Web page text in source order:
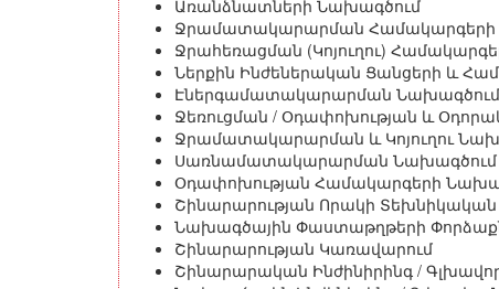
Առանձնատների Նախագծում
Ջրամատակարարման Համակարգերի
Ջրահեռացման (Կոյուղու)
Ներքին Ինժեներական Ցանցերի և
Էներգամատակարարման Նախագծում
Ջեռուցման / Օդափոխության և
Ջրամատակարարման և Կոյուղու
Սառնամատակարարման Նախագծում
Օդափոխության Համակարգերի
Շինարարության Որակի Տեխնիկական
Նախագծային Փաստաթղթերի
Շինարարության Կառավարում
Շինարարական Ինժինիրինգ /